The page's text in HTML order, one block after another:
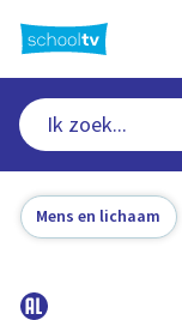
naar
hoofdinhoud
Mens en lichaam